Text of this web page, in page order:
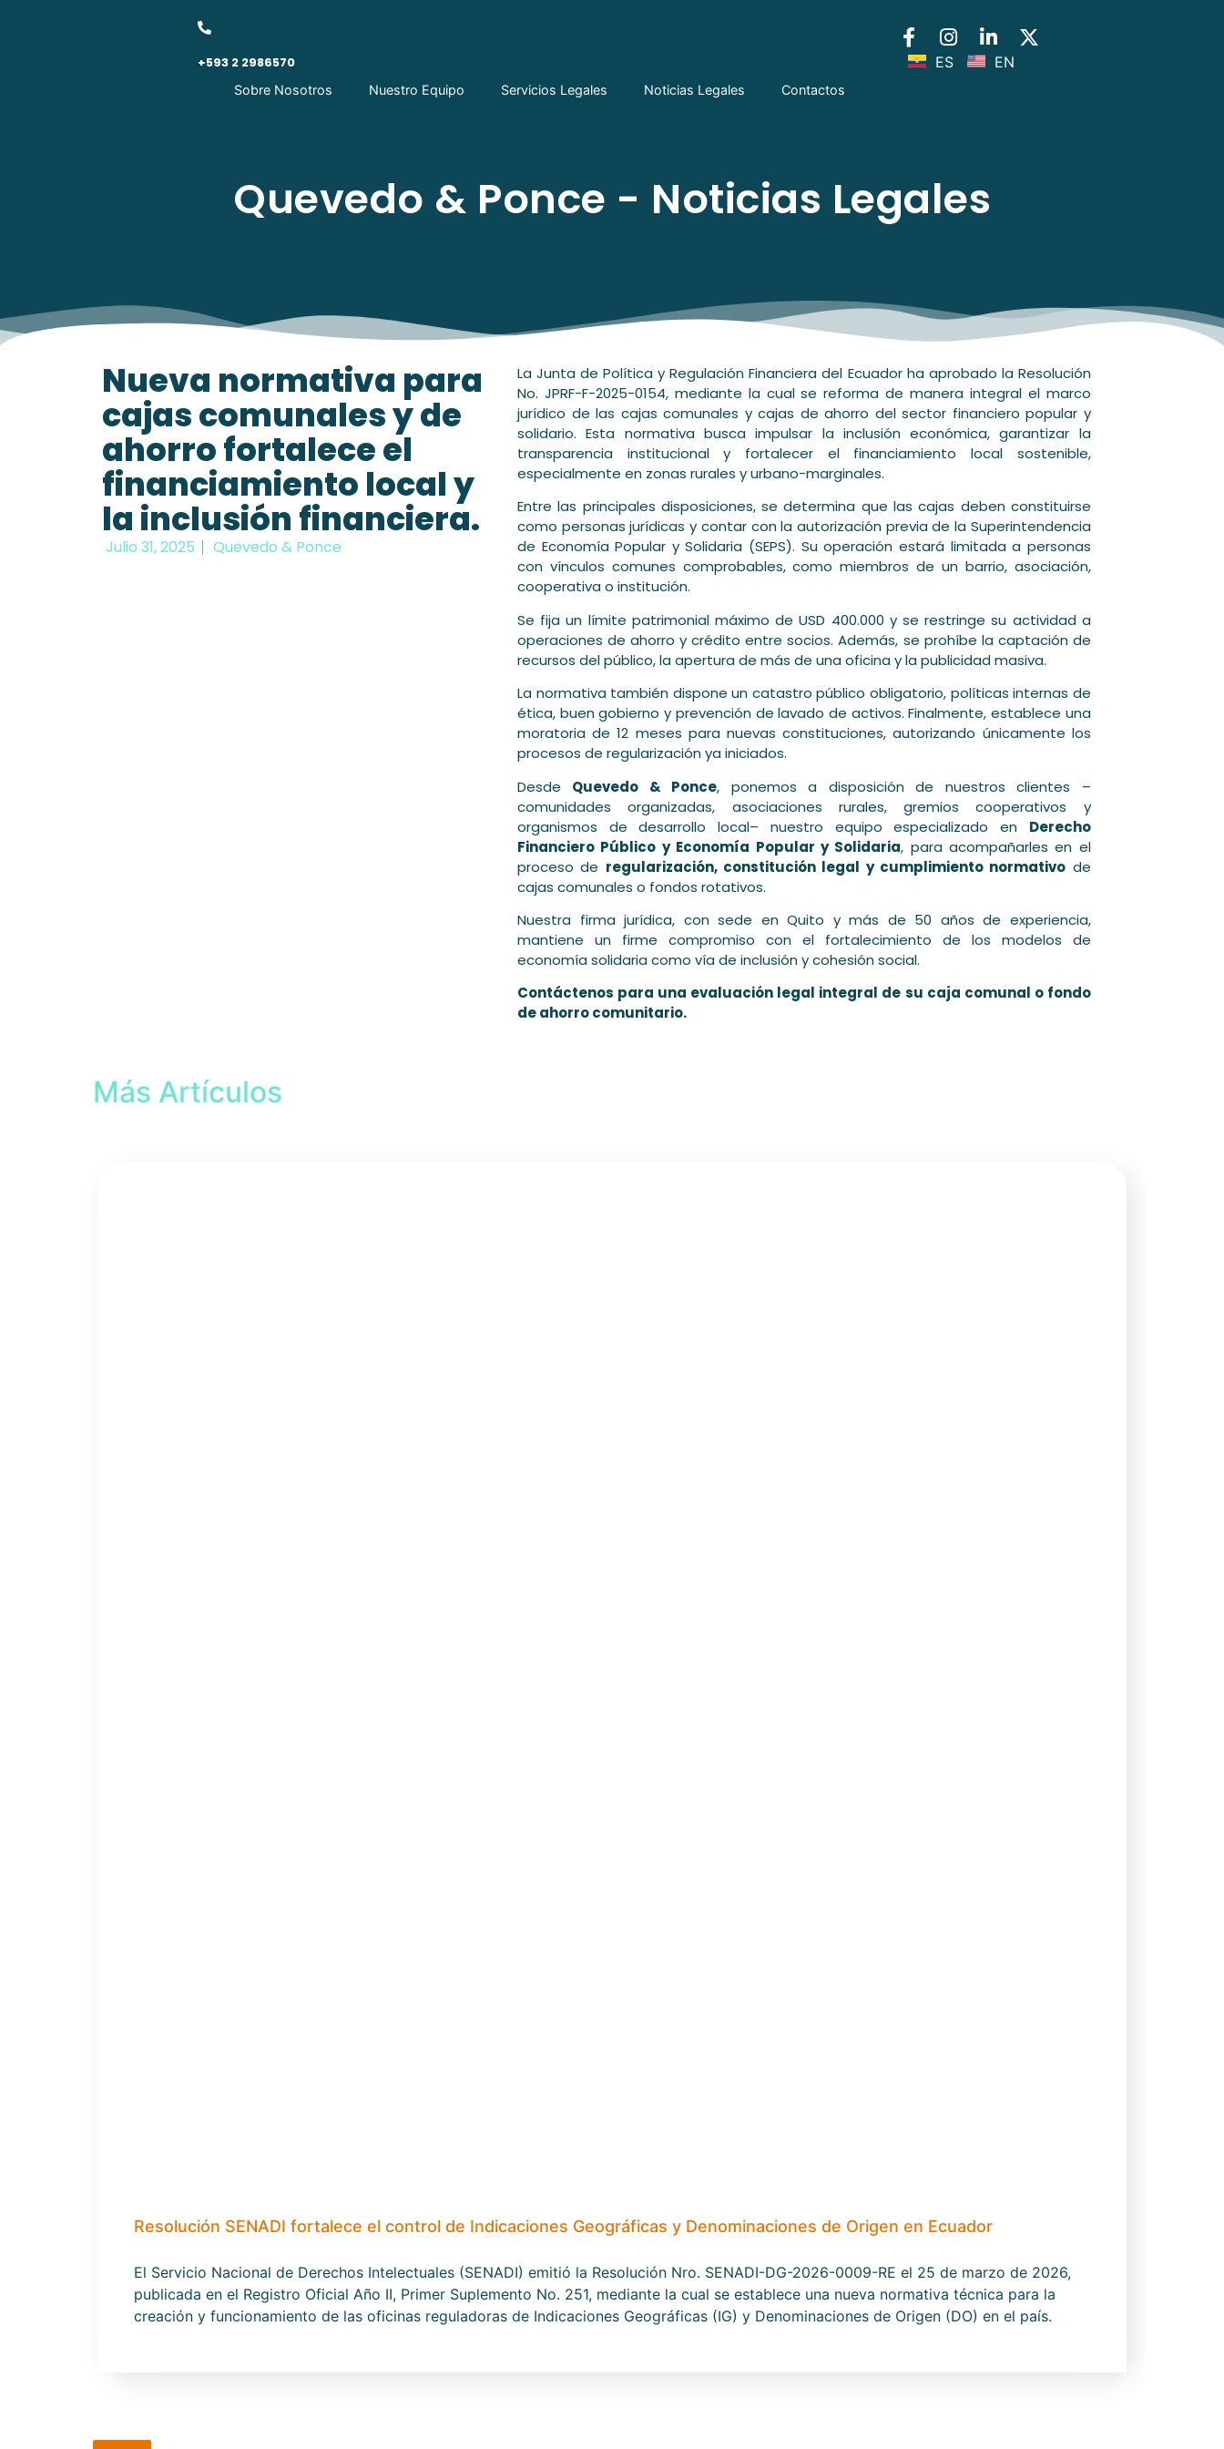
+593 2 2986570
Sobre Nosotros
Nuestro Equipo Servicios Legales Noticias Legales Contactos
ES EN
Quevedo & Ponce - Noticias Legales
Nueva normativa para
cajas comunales y de
ahorro fortalece el
financiamiento local y
la inclusión financiera.
Julio 31, 2025 Quevedo & Ponce
La Junta de Política y Regulación Financiera del Ecuador ha aprobado la Resolución
No. JPRF-F-2025-0154, mediante la cual se reforma de manera integral el marco
jurídico de las cajas comunales y cajas de ahorro del sector financiero popular y
solidario. Esta normativa busca impulsar la inclusión económica, garantizar la
transparencia institucional y fortalecer el financiamiento local sostenible,
especialmente en zonas rurales y urbano-marginales.
Entre las principales disposiciones, se determina que las cajas deben constituirse
como personas jurídicas y contar con la autorización previa de la Superintendencia
de Economía Popular y Solidaria (SEPS). Su operación estará limitada a personas
con vínculos comunes comprobables, como miembros de un barrio, asociación,
cooperativa o institución.
Se fija un límite patrimonial máximo de USD 400.000 y se restringe su actividad a
operaciones de ahorro y crédito entre socios. Además, se prohíbe la captación de
recursos del público, la apertura de más de una oficina y la publicidad masiva.
La normativa también dispone un catastro público obligatorio, políticas internas de
ética, buen gobierno y prevención de lavado de activos. Finalmente, establece una
moratoria de 12 meses para nuevas constituciones, autorizando únicamente los
procesos de regularización ya iniciados.
Desde Quevedo & Ponce, ponemos a disposición de nuestros clientes –
comunidades organizadas, asociaciones rurales, gremios cooperativos y
organismos de desarrollo local– nuestro equipo especializado en Derecho
Financiero Público y Economía Popular y Solidaria, para acompañarles en el
proceso de regularización, constitución legal y cumplimiento normativo de
cajas comunales o fondos rotativos.
Nuestra firma jurídica, con sede en Quito y más de 50 años de experiencia,
mantiene un firme compromiso con el fortalecimiento de los modelos de
economía solidaria como vía de inclusión y cohesión social.
Contáctenos para una evaluación legal integral de su caja comunal o fondo
de ahorro comunitario.
Más Artículos
Resolución SENADI fortalece el control de Indicaciones Geográficas y Denominaciones de Origen en Ecuador
El Servicio Nacional de Derechos Intelectuales (SENADI) emitió la Resolución Nro. SENADI-DG-2026-0009-RE el 25 de marzo de 2026,
publicada en el Registro Oficial Año II, Primer Suplemento No. 251, mediante la cual se establece una nueva normativa técnica para la
creación y funcionamiento de las oficinas reguladoras de Indicaciones Geográficas (IG) y Denominaciones de Origen (DO) en el país.